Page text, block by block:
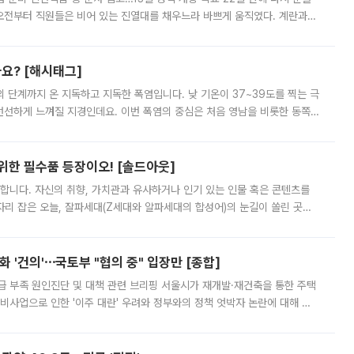
부터 직원들은 비어 있는 진열대를 채우느라 바쁘게 움직였다. 계란과
? [해시태그]
단계까지 온 지독하고 지독한 폭염입니다. 낮 기온이 37~39도를 찍는 극
하게 느껴질 지경인데요. 이번 폭염의 중심은 처음 영남을 비롯한 동쪽
한 필수품 등장이오! [솔드아웃]
니다. 자신의 취향, 가치관과 유사하거나 인기 있는 인물 혹은 콘텐츠를
잡은 오늘, 잘파세대(Z세대와 알파세대의 합성어)의 눈길이 쏠린 곳은
'건의'⋯국토부 "협의 중" 입장만 [종합]
부족 원인진단 및 대책 관련 브리핑 서울시가 재개발·재건축을 통한 주택
사업으로 인한 '이주 대란' 우려와 정부와의 정책 엇박자 논란에 대해 정